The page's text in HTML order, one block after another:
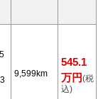
9,599km
545.1
万円(税
込)